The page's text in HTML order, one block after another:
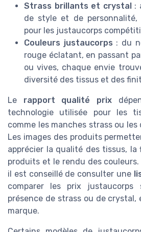
Strass brillants et crystal:
de style et de personnalité,
pour les justaucorps
Couleurs justaucorps : du
rouge éclatant, en passant
ou vives, chaque envie
diversité des tissus et des
Le rapport qualité prix
technologie utilisée pour les
comme les manches strass ou
Les images des produits
apprécier la qualité des tissus,
produits et le rendu des couleurs.
il est conseillé de consulter une
comparer les prix
présence de strass ou de
marque.